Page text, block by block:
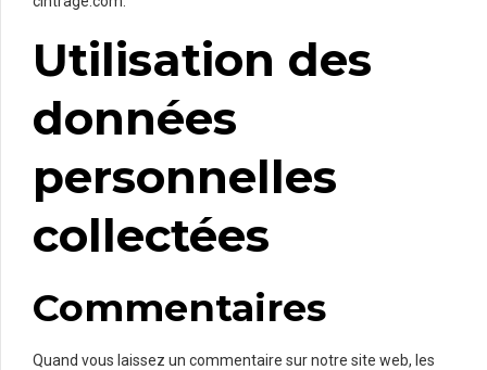
Utilisation des
données
personnelles
collectées
Commentaires
Quand vous laissez un commentaire sur notre site web, les